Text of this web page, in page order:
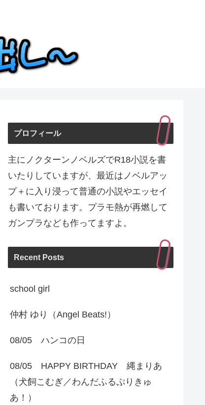
プロフィール
主にノクターンノベルズでR18小説を書
いたりしていますが、最近はノベルアッ
プ＋に入り浸って普通の小説やエッセイ
も書いております。プラモ熱が再燃して
ガンプラなども作ってますよ。
Recent Posts
school girl
仲村 ゆり（Angel Beats!）
08/05 ハンコの日
08/05 HAPPY BIRTHDAY 縄まりあ
（犬飼こむぎ／わんだふるぷりきゅ
あ！）